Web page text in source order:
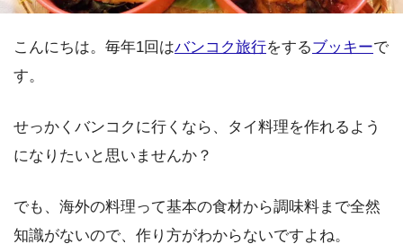
こんにちは。毎年1回はバンコク旅行をするブッキーで
す。
せっかくバンコクに行くなら、タイ料理を作れるよう
になりたいと思いませんか？
でも、海外の料理って基本の食材から調味料まで全然
知識がないので、作り方がわからないですよね。